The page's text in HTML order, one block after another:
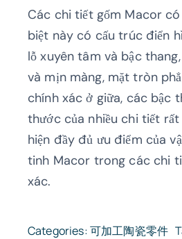
Các chi tiết gốm Macor
biệt này có cấu trúc điển
lỗ xuyên tâm và bậc
và mịn màng, mặt tròn
chính xác ở giữa, các bậc
thước của nhiều chi tiết
hiện đầy đủ ưu điểm của
tinh Macor trong các chi
xác.
Categories:可加工陶瓷零件